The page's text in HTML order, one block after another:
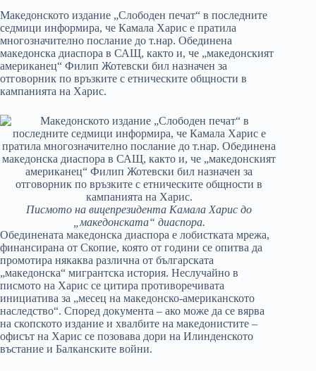
Македонското издание „Слободен печат“ в последните
седмици информира, че Камала Харис е пратила
многозначително послание до т.нар. Обединена
македонска диаспора в САЩ, както и, че „македонският
американец“ Филип Жотевски бил назначен за
отговорник по връзките с етническите общности в
кампанията на Харис.
Писмото на вицепрезидента Камала Харис до
„македонската“ диаспора.
Обединената македонска диаспора е лобистката мрежа,
финансирана от Скопие, която от години се опитва да
промотира някаква различна от българската
„македонска“ мигрантска история. Неслучайно в
писмото на Харис се цитира противоречивата
инициатива за „месец на македонско-американското
наследство“. Според документа – ако може да се вярва
на скопското издание и хвалбите на македонистите –
офисът на Харис се позовава дори на Илинденското
въстание и Балканските войни.